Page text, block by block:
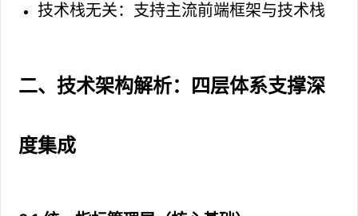
技术栈无关：支持主流前端框架与技术栈
二、技术架构解析：四层体系支撑深
度集成